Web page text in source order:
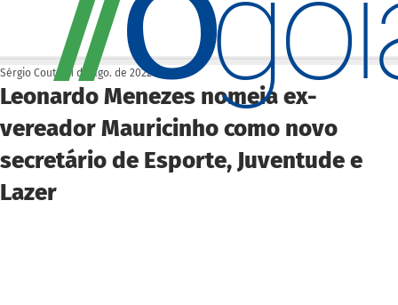
Leonardo Menezes nomeia ex-
vereador Mauricinho como novo
secretário de Esporte, Juventude e
Lazer
Sérgio Couto 31 de ago. de 2022